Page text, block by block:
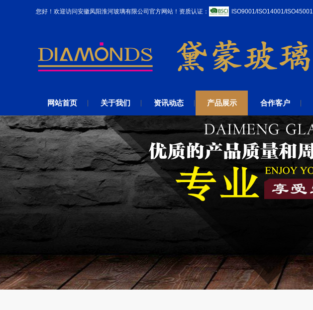
您好！欢迎访问安徽凤阳淮河玻璃有限公司官方网站！资质认证： ISO9001/ISO14001/ISO45001
网站首页 关于我们 资讯动态 产品展示 合作客户